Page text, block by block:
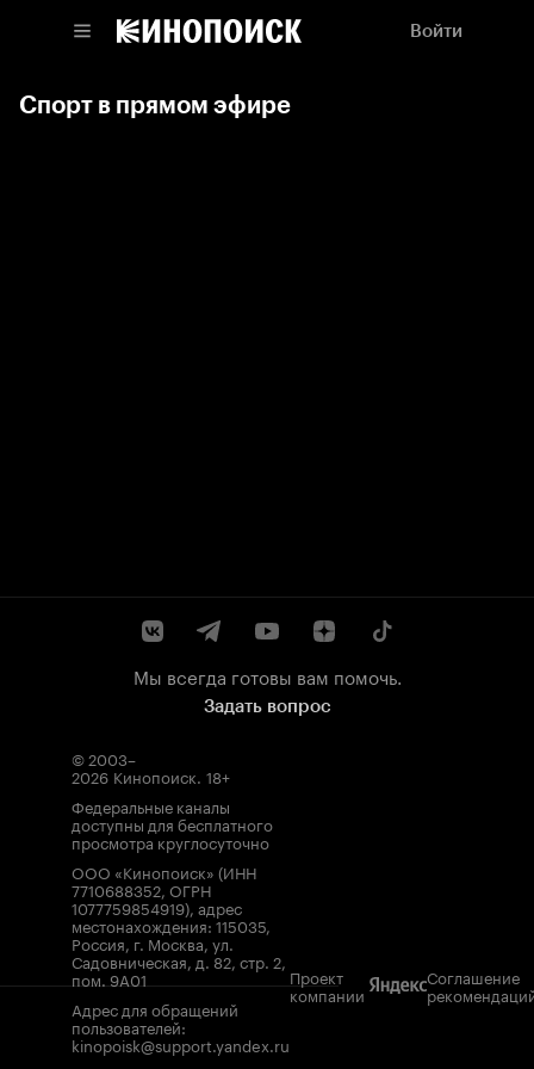
Войти
Спорт в прямом эфире
Мы всегда готовы вам помочь.
Задать вопрос
© 2003–
2026 Кинопоиск. 18+
Федеральные каналы
доступны для бесплатного
просмотра круглосуточно
ООО «Кинопоиск» (ИНН
7710688352, ОГРН
1077759854919), адрес
местонахождения: 115035,
Россия, г. Москва, ул.
Садовническая, д. 82, стр. 2,
пом. 9А01
Адрес для обращений
пользователей:
kinopoisk@support.yandex.ru
Проект
компании
Соглашение